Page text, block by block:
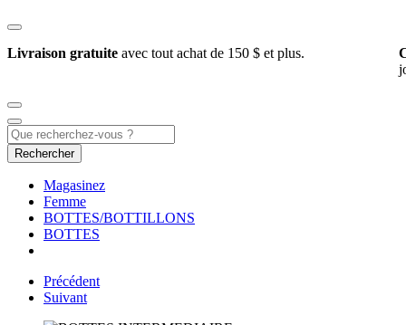
Livraison gratuite avec tout achat de 150 $ et plus.
Rechercher
Magasinez
Femme
BOTTES/BOTTILLONS
BOTTES
Précédent
Suivant